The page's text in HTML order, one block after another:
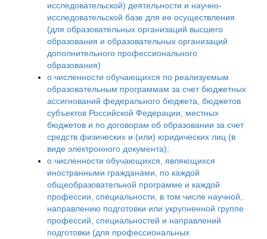
исследовательской) деятельности и научно-
исследовательской базе для ее осуществления
(для образовательных организаций высшего
образования и образовательных организаций
дополнительного профессионального
образования)
о численности обучающихся по реализуемым
образовательным программам за счет бюджетных
ассигнований федерального бюджета, бюджетов
субъектов Российской Федерации, местных
бюджетов и по договорам об образовании за счет
средств физических и (или) юридических лиц (в
виде электронного документа);
о численности обучающихся, являющихся
иностранными гражданами, по каждой
общеобразовательной программе и каждой
профессии, специальности, в том числе научной,
направлению подготовки или укрупненной группе
профессий, специальностей и направлений
подготовки (для профессиональных